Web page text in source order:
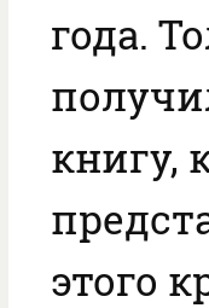
года.
книгу,
этого